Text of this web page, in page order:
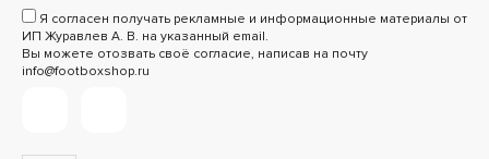
Я согласен получать рекламные и информационные материалы от
ИП Журавлев А. В. на указанный email.
Вы можете отозвать своё согласие, написав на почту
info@footboxshop.ru